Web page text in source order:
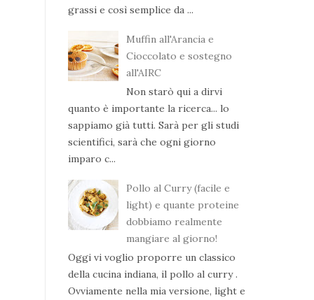
grassi e così semplice da ...
Muffin all'Arancia e
Cioccolato e sostegno
all'AIRC
Non starò qui a dirvi
quanto è importante la ricerca... lo
sappiamo già tutti. Sarà per gli studi
scientifici, sarà che ogni giorno
imparo c...
Pollo al Curry (facile e
light) e quante proteine
dobbiamo realmente
mangiare al giorno!
Oggi vi voglio proporre un classico
della cucina indiana, il pollo al curry .
Ovviamente nella mia versione, light e